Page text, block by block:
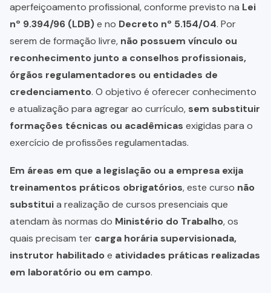
aperfeiçoamento profissional, conforme previsto na Lei
nº 9.394/96 (LDB)e no Decreto nº 5.154/04. Por
serem de formação livre, não possuem vínculo ou
reconhecimento junto a conselhos profissionais,
órgãos regulamentadores ou entidades de
credenciamento. O objetivo é oferecer conhecimento
e atualização para agregar ao currículo, sem substituir
formações técnicas ou acadêmicas exigidas para o
exercício de profissões regulamentadas.
Em áreas em que a legislação ou a empresa exija
treinamentos práticos obrigatórios, este curso não
substituia realização de cursos presenciais que
atendam às normas do Ministério do Trabalho, os
quais precisam ter carga horária supervisionada,
instrutor habilitadoe atividades práticas realizadas
em laboratório ou em campo.